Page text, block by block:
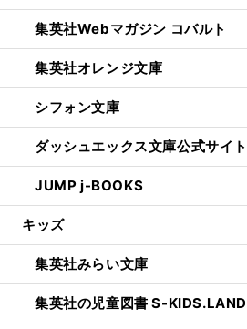
集英社Webマガジン コバルト
集英社オレンジ文庫
シフォン文庫
ダッシュエックス文庫公式サイト
JUMP j-BOOKS
キッズ
集英社みらい文庫
集英社の児童図書 S-KIDS.LAND